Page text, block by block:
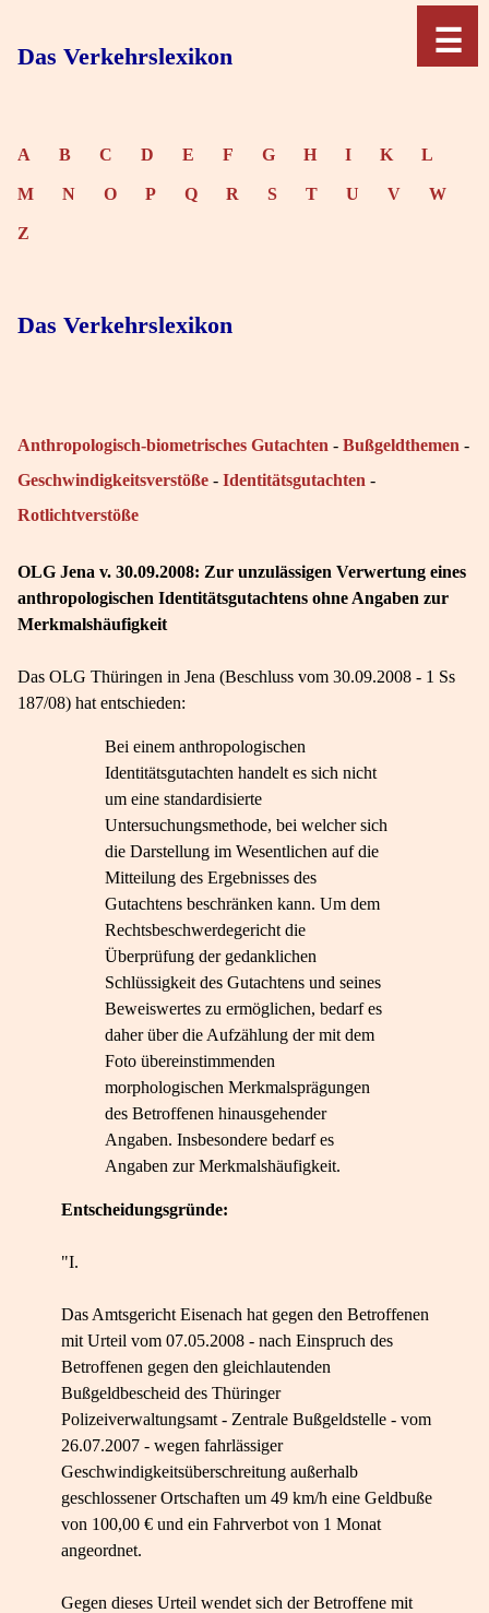
Das Verkehrslexikon ≡
≡
A B C D E F G H I K L
M N O P Q R S T U V W
Z
Das Verkehrslexikon
☰
☰
Anthropologisch-biometrisches Gutachten - Bußgeldthemen -
Geschwindigkeitsverstöße - Identitätsgutachten -
Rotlichtverstöße
OLG Jena v. 30.09.2008: Zur unzulässigen Verwertung eines
anthropologischen Identitätsgutachtens ohne Angaben zur
Merkmalshäufigkeit
Das OLG Thüringen in Jena (Beschluss vom 30.09.2008 - 1 Ss
187/08) hat entschieden:
Bei einem anthropologischen
Identitätsgutachten handelt es sich nicht
um eine standardisierte
Untersuchungsmethode, bei welcher sich
die Darstellung im Wesentlichen auf die
Mitteilung des Ergebnisses des
Gutachtens beschränken kann. Um dem
Rechtsbeschwerdegericht die
Überprüfung der gedanklichen
Schlüssigkeit des Gutachtens und seines
Beweiswertes zu ermöglichen, bedarf es
daher über die Aufzählung der mit dem
Foto übereinstimmenden
morphologischen Merkmalsprägungen
des Betroffenen hinausgehender
Angaben. Insbesondere bedarf es
Angaben zur Merkmalshäufigkeit.
Entscheidungsgründe:
"I.
Das Amtsgericht Eisenach hat gegen den Betroffenen
mit Urteil vom 07.05.2008 - nach Einspruch des
Betroffenen gegen den gleichlautenden
Bußgeldbescheid des Thüringer
Polizeiverwaltungsamt - Zentrale Bußgeldstelle - vom
26.07.2007 - wegen fahrlässiger
Geschwindigkeitsüberschreitung außerhalb
geschlossener Ortschaften um 49 km/h eine Geldbuße
von 100,00 € und ein Fahrverbot von 1 Monat
angeordnet.
Gegen dieses Urteil wendet sich der Betroffene mit